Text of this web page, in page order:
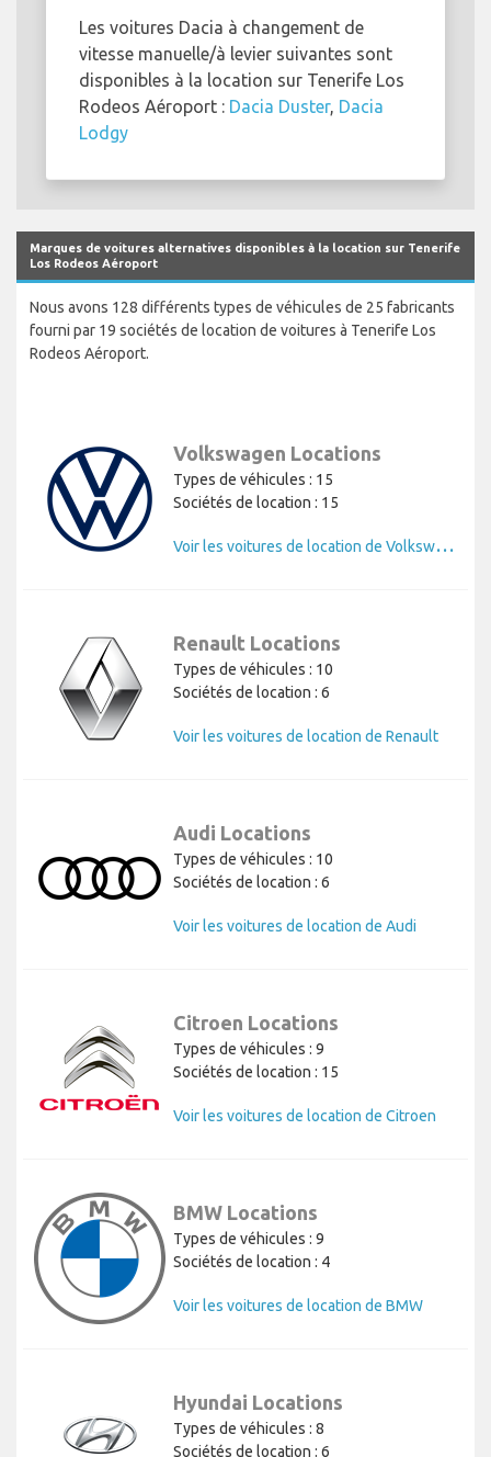
Les voitures Dacia à changement de
vitesse manuelle/à levier suivantes sont
disponibles à la location sur Tenerife Los
Rodeos Aéroport : Dacia Duster, Dacia
Lodgy
Marques de voitures alternatives disponibles à la location sur Tenerife
Los Rodeos Aéroport
Nous avons 128 différents types de véhicules de 25 fabricants
fourni par 19 sociétés de location de voitures à Tenerife Los
Rodeos Aéroport.
Volkswagen Locations
Types de véhicules : 15
Sociétés de location : 15
V
oir les voitures de location de Volkswagen
Renault Locations
Types de véhicules : 10
Sociétés de location : 6
Voir les voitures de location de Renault
Audi Locations
Types de véhicules : 10
Sociétés de location : 6
Voir les voitures de location de Audi
Citroen Locations
Types de véhicules : 9
Sociétés de location : 15
Voir les voitures de location de Citroen
BMW Locations
Types de véhicules : 9
Sociétés de location : 4
Voir les voitures de location de BMW
Hyundai Locations
Types de véhicules : 8
Sociétés de location : 6